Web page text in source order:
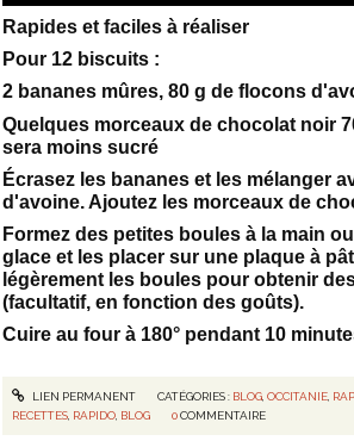
Rapides et faciles à réaliser
Pour 12 biscuits :
2 bananes mûres, 80 g de flocons
Quelques morceaux de chocolat noir
sera moins sucré
Écrasez les bananes et les mélanger
d'avoine. Ajoutez les morceaux de
Formez des petites boules à la main
glace et les placer sur une plaque à
légèrement les boules pour obtenir
(facultatif, en fonction des goûts).
Cuire au four à 180° pendant 10
LIEN PERMANENT CATÉGORIES : BLOG, OCCITANIE,
RECETTES RAPIDO BLOG 0 COMMENTAIRE